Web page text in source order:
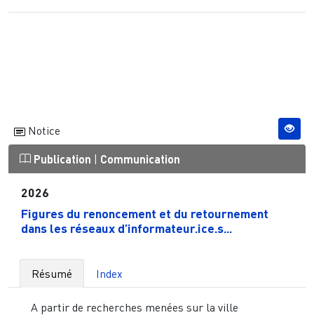
Notice
Publication | Communication
2026
Figures du renoncement et du retournement
dans les réseaux d’informateur.ice.s...
Résumé Index
A partir de recherches menées sur la ville